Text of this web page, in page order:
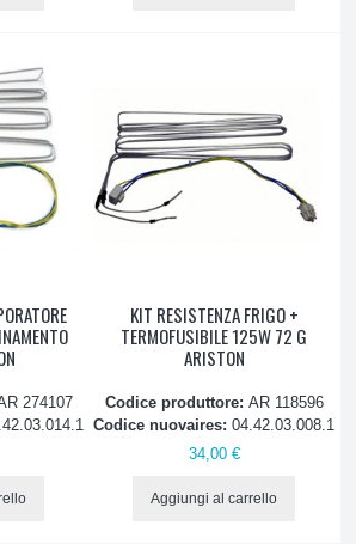
274107
KIT RESISTENZA FRIGO +
TERMOFUSIBILE 125W 72 G
ARISTON
Codice produttore: AR 118596
Codice nuovaires:04.42.03.008.1
34,00 €
Aggiungi al carrello